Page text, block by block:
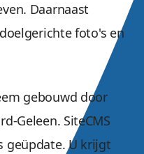
Daarnaast
foto's en
gebouwd door
Geleen. SiteCMS
geüpdate. U krijgt